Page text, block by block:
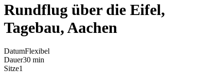
Rundflug über die Eifel,
Tagebau, Aachen
DatumFlexibel
Dauer30 min
Sitze1